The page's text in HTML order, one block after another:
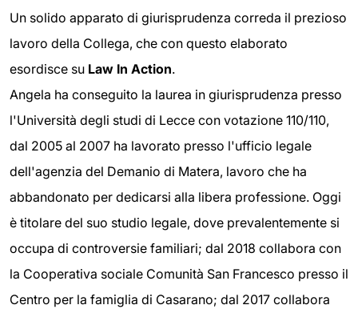
Un solido apparato di giurisprudenza correda il prezioso
lavoro della Collega, che con questo elaborato
esordisce su Law In Action.
Angela ha conseguito la laurea in giurisprudenza presso
l'Università degli studi di Lecce con votazione 110/110,
dal 2005 al 2007 ha lavorato presso l'ufficio legale
dell'agenzia del Demanio di Matera, lavoro che ha
abbandonato per dedicarsi alla libera professione. Oggi
è titolare del suo studio legale, dove prevalentemente si
occupa di controversie familiari; dal 2018 collabora con
la Cooperativa sociale Comunità San Francesco presso il
Centro per la famiglia di Casarano; dal 2017 collabora